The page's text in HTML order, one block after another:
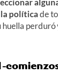
políticade
huella